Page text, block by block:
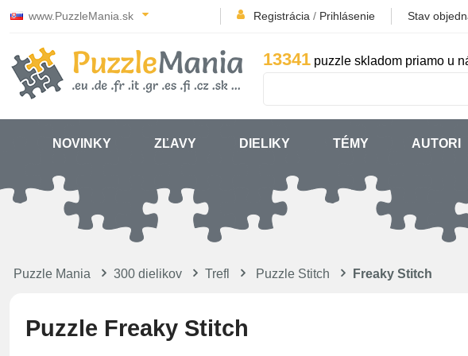
www.PuzzleMania.sk Registrácia / Prihlásenie Stav
13341 puzzle skladom priamo u
NOVINKY ZĽAVY DIELIKY TÉMY AUTORI
Puzzle Mania 300 dielikov Trefl Puzzle Stitch Freaky Stitch
Puzzle Freaky Stitch